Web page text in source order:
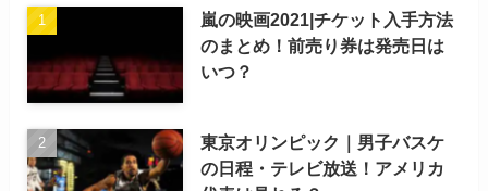
嵐の映画2021|チケット入手方法
のまとめ！前売り券は発売日は
いつ？
東京オリンピック｜男子バスケ
の日程・テレビ放送！アメリカ